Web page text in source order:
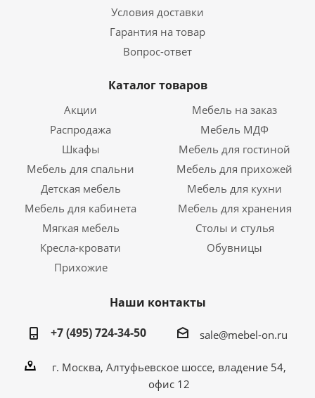
Условия доставки
Гарантия на товар
Вопрос-ответ
Каталог товаров
Акции
Мебель на заказ
Распродажа
Мебель МДФ
Шкафы
Мебель для гостиной
Мебель для спальни
Мебель для прихожей
Детская мебель
Мебель для кухни
Мебель для кабинета
Мебель для хранения
Мягкая мебель
Столы и стулья
Кресла-кровати
Обувницы
Прихожие
Наши контакты
+7 (495) 724-34-50
sale@mebel-on.ru
г. Москва, Алтуфьевское шоссе, владение 54,
офис 12